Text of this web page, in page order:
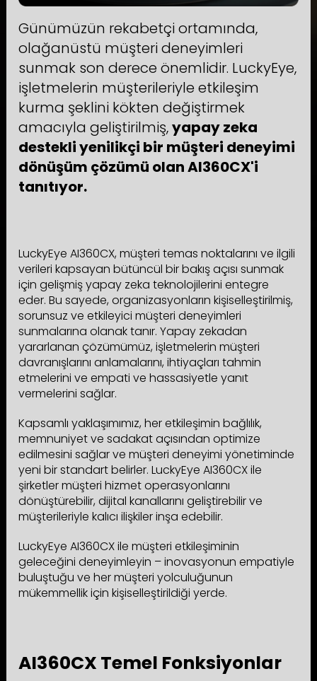
Günümüzün rekabetçi ortamında,
olağanüstü müşteri deneyimleri
sunmak son derece önemlidir. LuckyEye,
işletmelerin müşterileriyle etkileşim
kurma şeklini kökten değiştirmek
amacıyla geliştirilmiş,yapay zeka
destekli yenilikçi bir müşteri deneyimi
dönüşüm çözümü olan AI360CX'i
tanıtıyor.
LuckyEye AI360CX, müşteri temas noktalarını ve ilgili
verileri kapsayan bütüncül bir bakış açısı sunmak
için gelişmiş yapay zeka teknolojilerini entegre
eder. Bu sayede, organizasyonların kişiselleştirilmiş,
sorunsuz ve etkileyici müşteri deneyimleri
sunmalarına olanak tanır. Yapay zekadan
yararlanan çözümümüz, işletmelerin müşteri
davranışlarını anlamalarını, ihtiyaçları tahmin
etmelerini ve empati ve hassasiyetle yanıt
vermelerini sağlar.
Kapsamlı yaklaşımımız, her etkileşimin bağlılık,
memnuniyet ve sadakat açısından optimize
edilmesini sağlar ve müşteri deneyimi yönetiminde
yeni bir standart belirler. LuckyEye AI360CX ile
şirketler müşteri hizmet operasyonlarını
dönüştürebilir, dijital kanallarını geliştirebilir ve
müşterileriyle kalıcı ilişkiler inşa edebilir.
LuckyEye AI360CX ile müşteri etkileşiminin
geleceğini deneyimleyin – inovasyonun empatiyle
buluştuğu ve her müşteri yolculuğunun
mükemmellik için kişiselleştirildiği yerde.
AI360CX Temel Fonksiyonlar